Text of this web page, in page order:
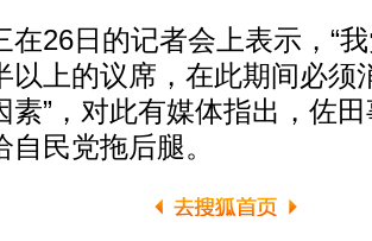
日的记者会上表示，“我
以上的议席，在此期间必须
素”，对此有媒体指出，佐
自民党拖后腿。